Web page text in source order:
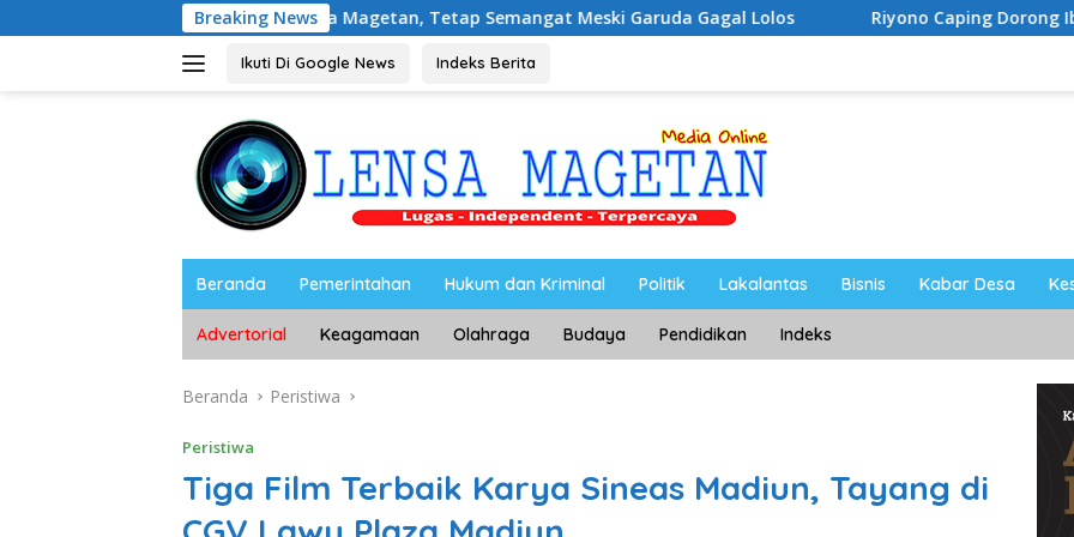
ke
Breaking News
Media Magetan, Tetap Semangat Meski Garuda Gagal Lolos Riyono Caping Dorong Ibu-Ibu Magetan
Ikuti Di Google News Indeks Berita
Beranda Pemerintahan Hukum dan Kriminal Politik Lakalantas Bisnis Kabar Desa
Advertorial Keagamaan Olahraga Budaya Pendidikan Indeks
Beranda Peristiwa
Peristiwa
Tiga Film Terbaik Karya Sineas Madiun, Tayang di